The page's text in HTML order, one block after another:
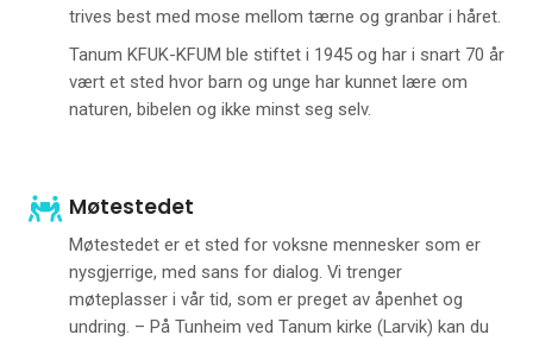
trives best med mose mellom tærne og granbar i håret.
Tanum KFUK-KFUM ble stiftet i 1945 og har i snart 70 år
vært et sted hvor barn og unge har kunnet lære om
naturen, bibelen og ikke minst seg selv.
Møtestedet
Møtestedet er et sted for voksne mennesker som er
nysgjerrige, med sans for dialog. Vi trenger
møteplasser i vår tid, som er preget av åpenhet og
undring. – På Tunheim ved Tanum kirke (Larvik) kan du